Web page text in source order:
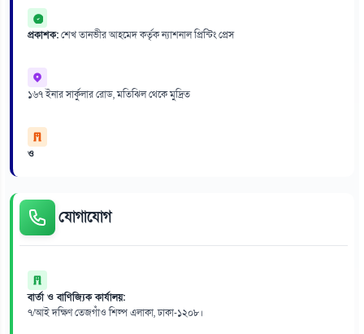
প্রকাশক:শেখ তানভীর আহমেদ কর্তৃক ন্যাশনাল প্রিন্টিং প্রেস
১৬৭ ইনার সার্কুলার রোড, মতিঝিল থেকে মুদ্রিত
ও
যোগাযোগ
বার্তা ও বাণিজ্যিক কার্যালয়:
৭/আই দক্ষিণ তেজগাঁও শিল্প এলাকা, ঢাকা-১২০৮।